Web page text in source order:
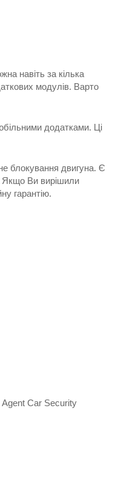
навіть за кілька
модулів. Варто
додатками. Ці
блокування двигуна. Є
Якщо Ви вирішили
гарантію.
Agent Car Security